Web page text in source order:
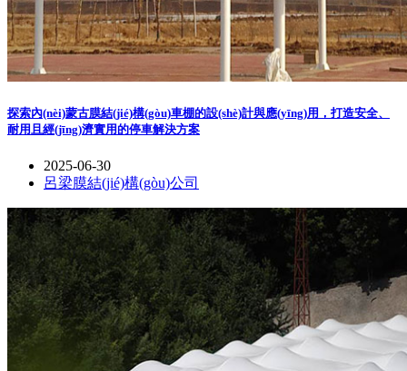
探索內(nèi)蒙古膜結(jié)構(gòu)車棚的設(shè)計與應(yīng)用，打造安全、
耐用且經(jīng)濟實用的停車解決方案
2025-06-30
呂梁膜結(jié)構(gòu)公司